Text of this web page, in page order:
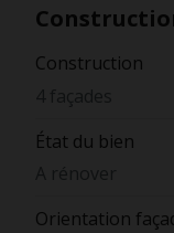
Construction
État du bien
Orientation